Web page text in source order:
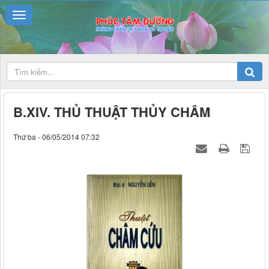
B.XIV. THỦ THUẬT THỦY CHÂM
Thứ ba - 06/05/2014 07:32